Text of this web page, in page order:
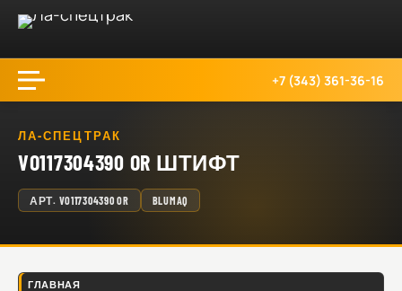
+7 (343) 361-36-16
ЛА-СПЕЦТРАК
VO117304390 OR ШТИФТ
АРТ. VO117304390 OR BLUMAQ
ГЛАВНАЯ